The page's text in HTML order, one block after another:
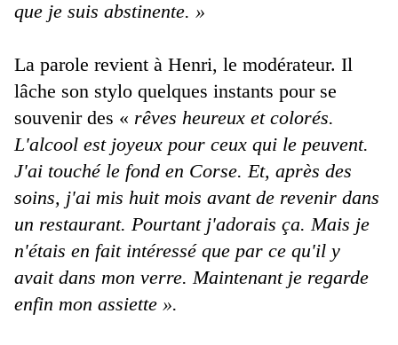
que je suis abstinente. »
La parole revient à Henri, le modérateur. Il
lâche son stylo quelques instants pour se
souvenir des « rêves heureux et colorés.
L'alcool est joyeux pour ceux qui le peuvent.
J'ai touché le fond en Corse. Et, après des
soins, j'ai mis huit mois avant de revenir dans
un restaurant. Pourtant j'adorais ça. Mais je
n'étais en fait intéressé que par ce qu'il y
avait dans mon verre. Maintenant je regarde
enfin mon assiette ».